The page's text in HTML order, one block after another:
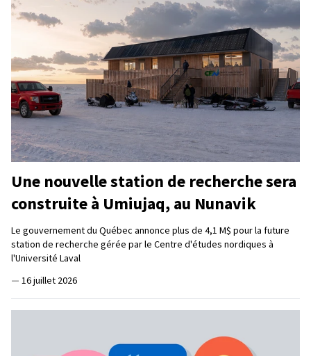
Une nouvelle station de recherche sera
construite à Umiujaq, au Nunavik
Le gouvernement du Québec annonce plus de 4,1 M$ pour la future
station de recherche gérée par le Centre d'études nordiques à
l'Université Laval
— 16 juillet 2026